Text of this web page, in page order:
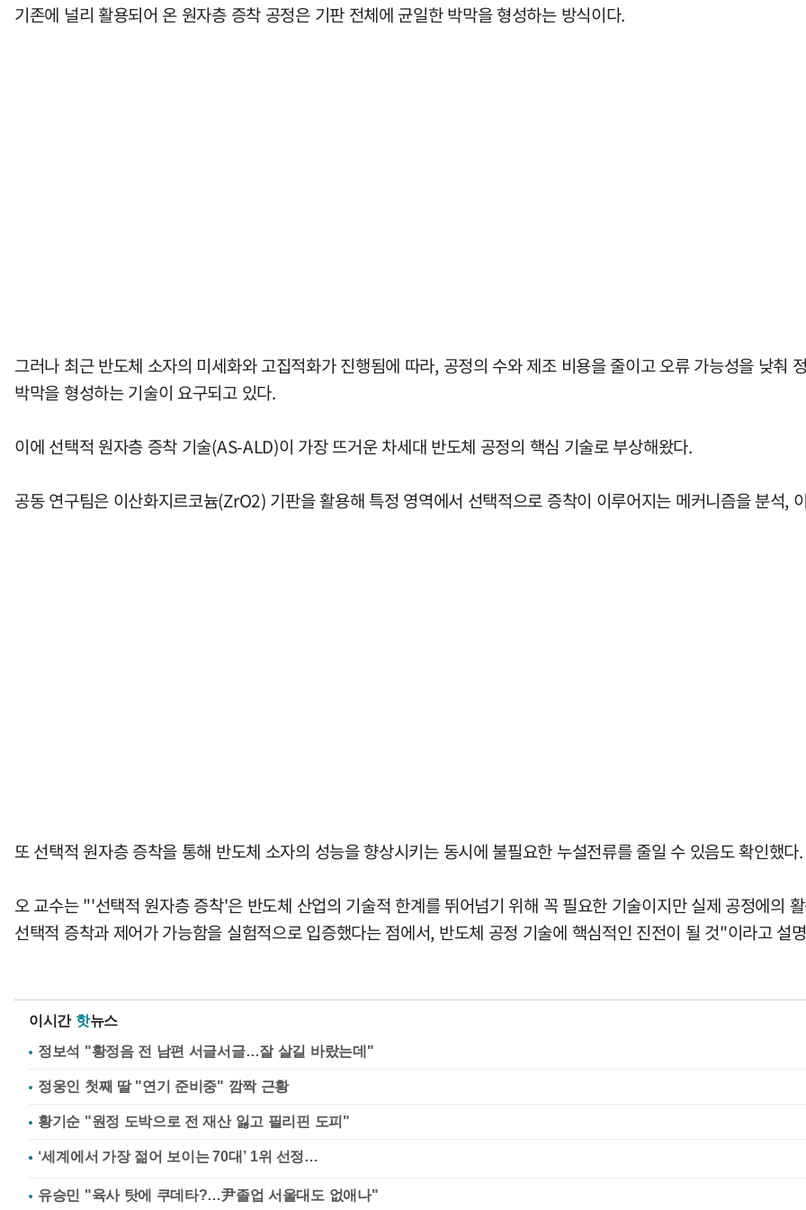
기존에 널리 활용되어 온 원자층 증착 공정은 기판 전체에 균일한 박막을 형성하는 방식이다.
그러나 최근 반도체 소자의 미세화와 고집적화가 진행됨에 따라, 공정의 수와 제조 비용을 줄이고 오류 가능성을 낮춰
박막을 형성하는 기술이 요구되고 있다.
이에 선택적 원자층 증착 기술(AS-ALD)이 가장 뜨거운 차세대 반도체 공정의 핵심 기술로 부상해왔다.
공동 연구팀은 이산화지르코늄(ZrO2) 기판을 활용해 특정 영역에서 선택적으로 증착이 이루어지는 메커니즘을 분석,
또 선택적 원자층 증착을 통해 반도체 소자의 성능을 향상시키는 동시에 불필요한 누설전류를 줄일 수 있음도 확인했다.
오 교수는 "'선택적 원자층 증착'은 반도체 산업의 기술적 한계를 뛰어넘기 위해 꼭 필요한 기술이지만 실제 공정에의
선택적 증착과 제어가 가능함을 실험적으로 입증했다는 점에서, 반도체 공정 기술에 핵심적인 진전이 될 것"이라고 설
이시간 핫뉴스
정보석 "황정음 전 남편 서글서글…잘 살길 바랐는데"
정웅인 첫째 딸 "연기 준비중" 깜짝 근황
황기순 "원정 도박으로 전 재산 잃고 필리핀 도피"
유승민 "육사 탓에 쿠데타?…尹졸업 서울대도 없애나"